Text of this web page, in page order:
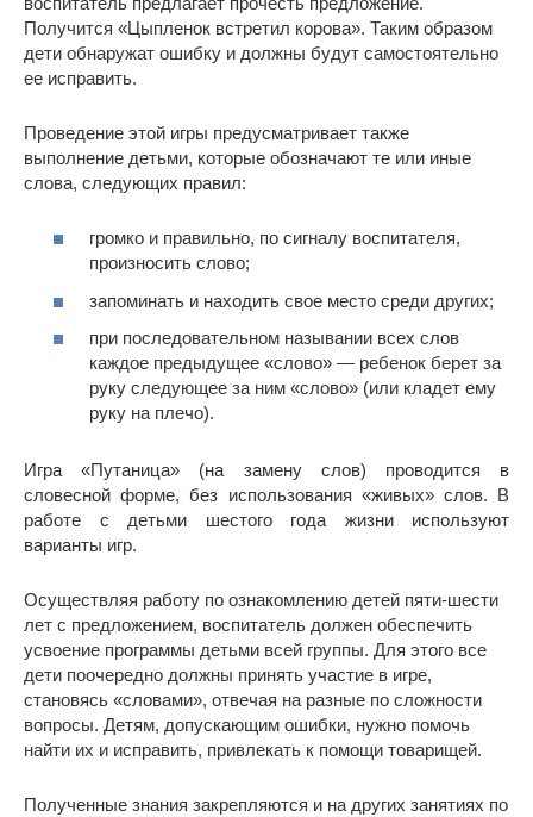
Получится «Цыпленок встретил корова». Таким образом
дети обнаружат ошибку и должны будут самостоятельно
ее исправить.
Проведение этой игры предусматривает также
выполнение детьми, которые обозначают те или иные
слова, следующих правил:
громко и правильно, по сигналу воспитателя,
произносить слово;
запоминать и находить свое место среди других;
при последовательном назывании всех слов
каждое предыдущее «слово» — ребенок берет за
руку следующее за ним «слово» (или кладет ему
руку на плечо).
Игра «Путаница» (на замену слов) проводится в
словесной форме, без использования «живых» слов. В
работе с детьми шестого года жизни используют
варианты игр.
Осуществляя работу по ознакомлению детей пяти-шести
лет с предложением, воспитатель должен обеспечить
усвоение программы детьми всей группы. Для этого все
дети поочередно должны принять участие в игре,
становясь «словами», отвечая на разные по сложности
вопросы. Детям, допускающим ошибки, нужно помочь
найти их и исправить, привлекать к помощи товарищей.
Полученные знания закрепляются и на других занятиях по